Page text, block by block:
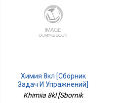
Химия 8кл [Сборник
Задач И Упражнений]
Khimiia 8kl [Sbornik